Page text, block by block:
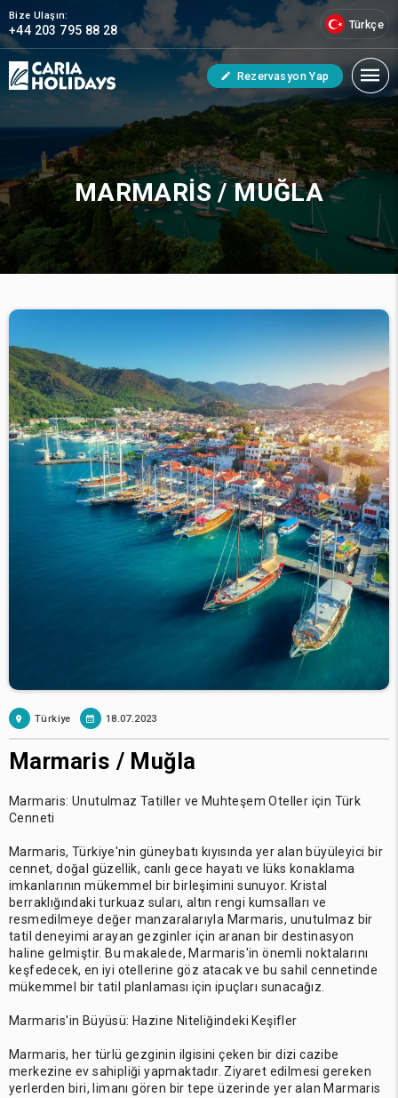
Bize Ulaşın:
+44 203 795 88 28 Türkçe
Rezervasyon Yap
MARMARIS / MUĞLA
Türkiye 18.07.2023
Marmaris / Muğla
Marmaris: Unutulmaz Tatiller ve Muhteşem Oteller için Türk
Cenneti
Marmaris, Türkiye'nin güneybatı kıyısında yer alan büyüleyici bir
cennet, doğal güzellik, canlı gece hayatı ve lüks konaklama
imkanlarının mükemmel bir birleşimini sunuyor. Kristal
berraklığındaki turkuaz suları, altın rengi kumsalları ve
resmedilmeye değer manzaralarıyla Marmaris, unutulmaz bir
tatil deneyimi arayan gezginler için aranan bir destinasyon
haline gelmiştir. Bu makalede, Marmaris'in önemli noktalarını
keşfedecek, en iyi otellerine göz atacak ve bu sahil cennetinde
mükemmel bir tatil planlaması için ipuçları sunacağız.
Marmaris'in Büyüsü: Hazine Niteliğindeki Keşifler
Marmaris, her türlü gezginin ilgisini çeken bir dizi cazibe
merkezine ev sahipliği yapmaktadır. Ziyaret edilmesi gereken
yerlerden biri, limanı gören bir tepe üzerinde yer alan Marmaris